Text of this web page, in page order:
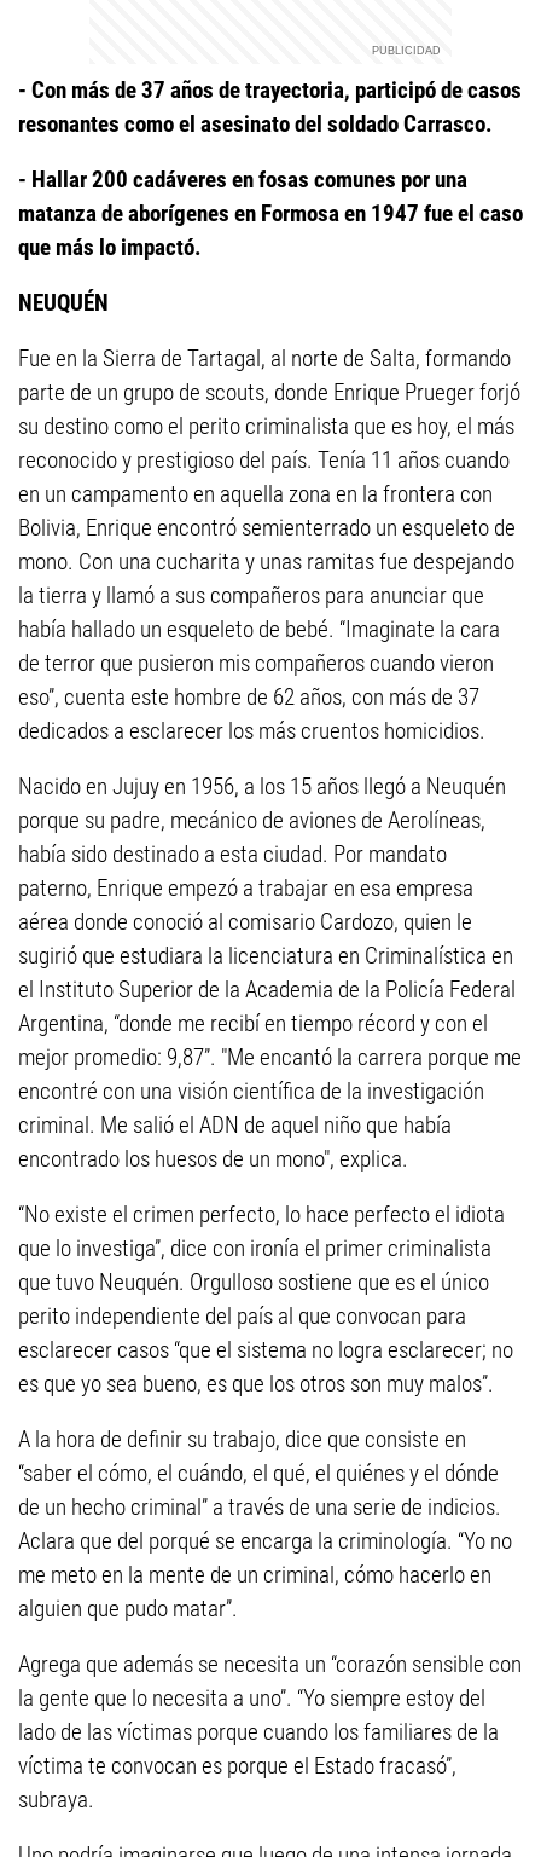
- Con más de 37 años de trayectoria, participó de casos
resonantes como el asesinato del soldado Carrasco.
- Hallar 200 cadáveres en fosas comunes por una
matanza de aborígenes en Formosa en 1947 fue el caso
que más lo impactó.
NEUQUÉN
Fue en la Sierra de Tartagal, al norte de Salta, formando
parte de un grupo de scouts, donde Enrique Prueger forjó
su destino como el perito criminalista que es hoy, el más
reconocido y prestigioso del país. Tenía 11 años cuando
en un campamento en aquella zona en la frontera con
Bolivia, Enrique encontró semienterrado un esqueleto de
mono. Con una cucharita y unas ramitas fue despejando
la tierra y llamó a sus compañeros para anunciar que
había hallado un esqueleto de bebé. “Imaginate la cara
de terror que pusieron mis compañeros cuando vieron
eso”, cuenta este hombre de 62 años, con más de 37
dedicados a esclarecer los más cruentos homicidios.
Nacido en Jujuy en 1956, a los 15 años llegó a Neuquén
porque su padre, mecánico de aviones de Aerolíneas,
había sido destinado a esta ciudad. Por mandato
paterno, Enrique empezó a trabajar en esa empresa
aérea donde conoció al comisario Cardozo, quien le
sugirió que estudiara la licenciatura en Criminalística en
el Instituto Superior de la Academia de la Policía Federal
Argentina, “donde me recibí en tiempo récord y con el
mejor promedio: 9,87”. "Me encantó la carrera porque me
encontré con una visión científica de la investigación
criminal. Me salió el ADN de aquel niño que había
encontrado los huesos de un mono", explica.
“No existe el crimen perfecto, lo hace perfecto el idiota
que lo investiga”, dice con ironía el primer criminalista
que tuvo Neuquén. Orgulloso sostiene que es el único
perito independiente del país al que convocan para
esclarecer casos “que el sistema no logra esclarecer; no
es que yo sea bueno, es que los otros son muy malos”.
A la hora de definir su trabajo, dice que consiste en
“saber el cómo, el cuándo, el qué, el quiénes y el dónde
de un hecho criminal” a través de una serie de indicios.
Aclara que del porqué se encarga la criminología. “Yo no
me meto en la mente de un criminal, cómo hacerlo en
alguien que pudo matar”.
Agrega que además se necesita un “corazón sensible con
la gente que lo necesita a uno”. “Yo siempre estoy del
lado de las víctimas porque cuando los familiares de la
víctima te convocan es porque el Estado fracasó”,
subraya.